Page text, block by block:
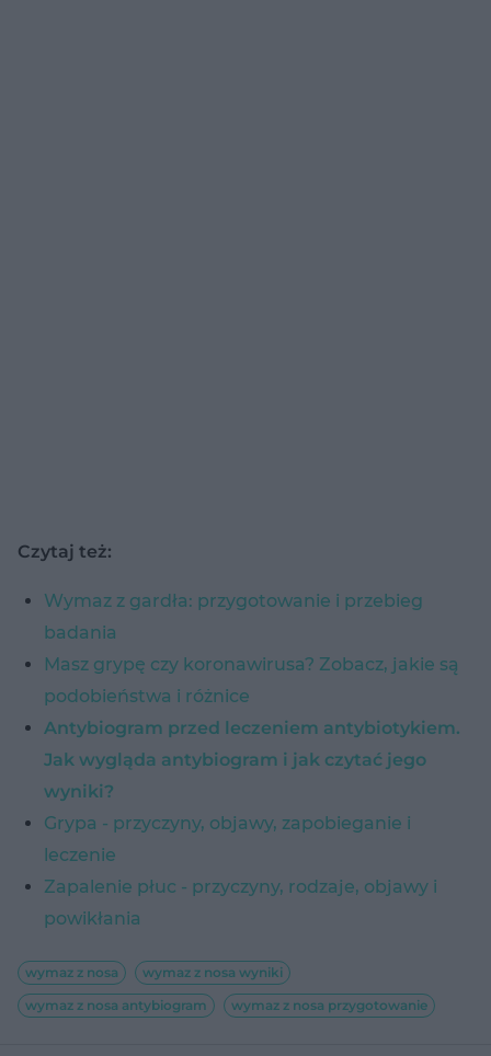
Czytaj też:
Wymaz z gardła: przygotowanie i przebieg
badania
Masz grypę czy koronawirusa? Zobacz, jakie są
podobieństwa i różnice
Antybiogram przed leczeniem antybiotykiem.
Jak wygląda antybiogram i jak czytać jego
wyniki?
Grypa - przyczyny, objawy, zapobieganie i
leczenie
Zapalenie płuc - przyczyny, rodzaje, objawy i
powikłania
wymaz z nosa
wymaz z nosa wyniki
wymaz z nosa antybiogram
wymaz z nosa przygotowanie